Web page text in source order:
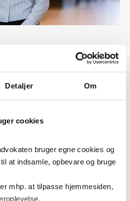
Detaljer Om
cookies
bruger egne cookies og
at indsamle, opbevare og bruge
mhp. at tilpasse hjemmesiden,